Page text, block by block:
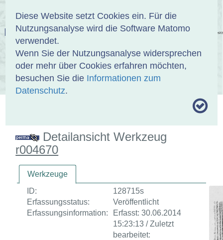
Diese Website setzt Cookies ein. Für die
Nutzungsanalyse wird die Software Matomo
verwendet.
Wenn Sie der Nutzungsanalyse widersprechen
oder mehr über Cookies erfahren möchten,
besuchen Sie die Informationen zum
Datenschutz.
EINBANDDATENBANK
ÜBER UNS SAMMLUNGEN SUCHE
Detailansicht Werkzeug
r004670
Werkzeuge
ID:
128715s
Erfassungsstatus:
Veröffentlicht
Erfassungsinformation:
Erfasst: 30.06.2014
15:23:13 / Zuletzt
bearbeitet: